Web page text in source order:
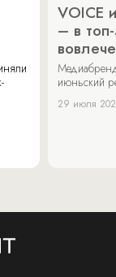
VOICE
– в
июньский
29 июля